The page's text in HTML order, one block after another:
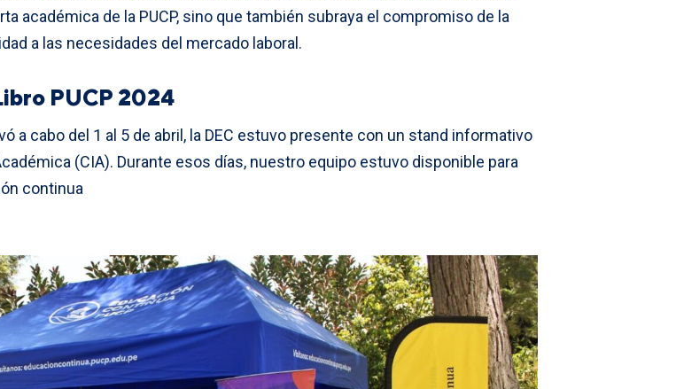
académica de la PUCP, sino que también subraya el compromiso de la
a las necesidades del mercado laboral.
PUCP 2024
a cabo del 1 al 5 de abril, la DEC estuvo presente con un stand informativo
(CIA). Durante esos días, nuestro equipo estuvo disponible para
continua